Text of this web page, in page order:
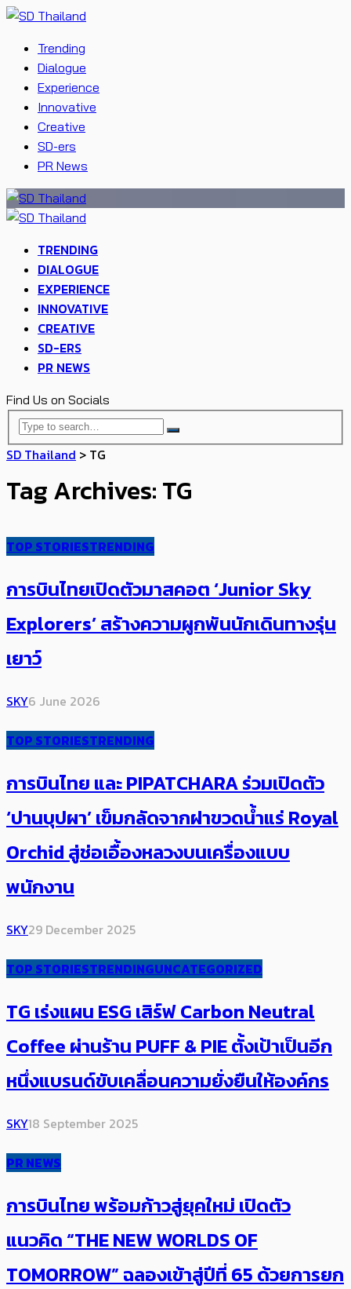
Trending
Dialogue
Experience
Innovative
Creative
SD-ers
PR News
TRENDING
DIALOGUE
EXPERIENCE
INNOVATIVE
CREATIVE
SD-ERS
PR NEWS
Find Us on Socials
SD Thailand > TG
Tag Archives: TG
TOP STORIESTRENDING
การบินไทยเปิดตัวมาสคอต ‘Junior Sky
Explorers’ สร้างความผูกพันนักเดินทางรุ่น
เยาว์
SKY6 June 2026
TOP STORIESTRENDING
การบินไทย และ PIPATCHARA ร่วมเปิดตัว
‘ปานบุปผา’ เข็มกลัดจากฝาขวดน้ำแร่ Royal
Orchid สู่ช่อเอื้องหลวงบนเครื่องแบบ
พนักงาน
SKY29 December 2025
TOP STORIESTRENDINGUNCATEGORIZED
TG เร่งแผน ESG เสิร์ฟ Carbon Neutral
Coffee ผ่านร้าน PUFF & PIE ตั้งเป้าเป็นอีก
หนึ่งแบรนด์ขับเคลื่อนความยั่งยืนให้องค์กร
SKY18 September 2025
PR NEWS
การบินไทย พร้อมก้าวสู่ยุคใหม่ เปิดตัว
แนวคิด “THE NEW WORLDS OF
TOMORROW” ฉลองเข้าสู่ปีที่ 65 ด้วยการยก